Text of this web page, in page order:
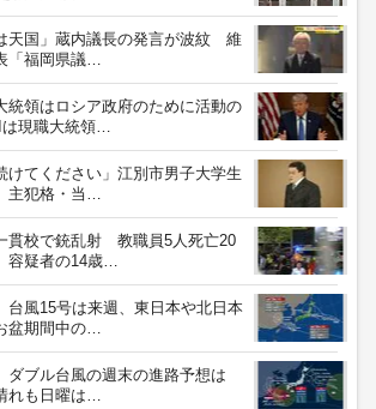
天国」蔵内議長の発言が波紋 維
「福岡県議…
統領はロシア政府のために活動の
現職大統領…
けてください」江別市男子大学生
犯格・当…
貫校で銃乱射 教職員5人死亡20
疑者の14歳…
台風15号は来週、東日本や北日本
期間中の…
ダブル台風の週末の進路予想は
れも日曜は…